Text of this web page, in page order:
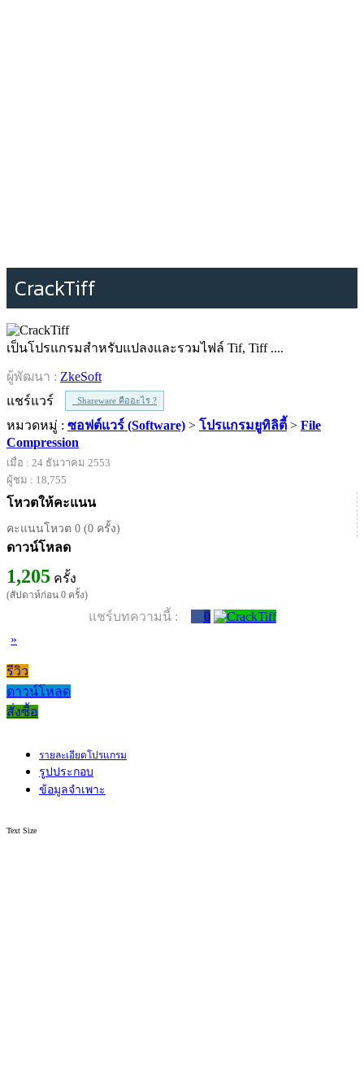
CrackTiff
เป็นโปรแกรมสำหรับแปลงและรวมไฟล์ Tif, Tiff ....
ผู้พัฒนา : ZkeSoft
แชร์แวร์
Shareware คืออะไร ?
หมวดหมู่ : ซอฟต์แวร์ (Software) > โปรแกรมยูทิลิตี้ > File
Compression
เมื่อ : 24 ธันวาคม 2553
ผู้ชม : 18,755
โหวตให้คะแนน
คะแนนโหวต 0 (0 ครั้ง)
ดาวน์โหลด
1,205 ครั้ง
(สัปดาห์ก่อน 0 ครั้ง)
แชร์บทความนี้ :
0
»
รีวิว
ดาวน์โหลด
สั่งซื้อ
รายละเอียดโปรแกรม
รูปประกอบ
ข้อมูลจำเพาะ
Text Size